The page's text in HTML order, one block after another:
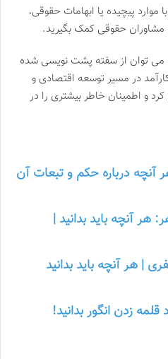
موارد پیچیده یا ابهامات حقوقی،
حقوقی کمک بگیرید.
می توان از سفته پشت نویسی شده
در مسیر توسعه اقتصادی و
و اطمینان خاطر بیشتری را در
درباره حکم و تبعات آن
آنچه باید بدانید |
| هر آنچه باید بدانید
زدن انگور بدانید!